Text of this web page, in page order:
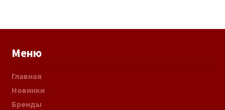
Меню
Главная
Новинки
Бренды